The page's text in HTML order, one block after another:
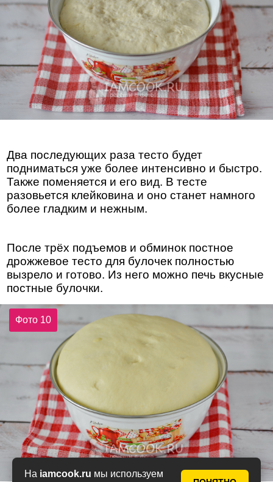
На iamcook.ru мы используем
Два последующих раза тесто будет
подниматься уже более интенсивно и быстро.
Также поменяется и его вид. В тесте
разовьется клейковина и оно станет намного
более гладким и нежным.
После трёх подъемов и обминок постное
дрожжевое тесто для булочек полностью
вызрело и готово. Из него можно печь вкусные
постные булочки.
Фото 10